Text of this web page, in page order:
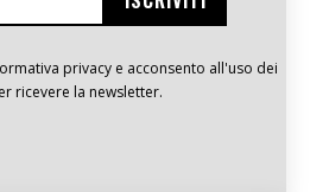
privacy e acconsento all'uso dei
ricevere la newsletter.